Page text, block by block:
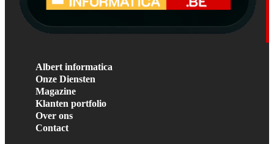
Albert informatica
Onze Diensten
Magazine
Klanten portfolio
Over ons
Contact